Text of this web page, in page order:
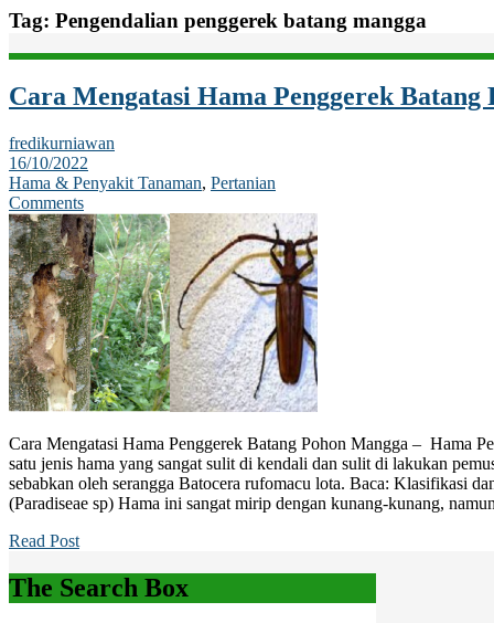
Tag: Pengendalian penggerek batang mangga
Cara Mengatasi Hama Penggerek Batang
fredikurniawan
16/10/2022
Hama & Penyakit Tanaman, Pertanian
Comments
Cara Mengatasi Hama Penggerek Batang Pohon Mangga – Hama
satu jenis hama yang sangat sulit di kendali dan sulit di lakukan
sebabkan oleh serangga Batocera rufomacu lota. Baca: Klasifikasi
(Paradiseae sp) Hama ini sangat mirip dengan kunang-kunang,
Read Post
The Search Box